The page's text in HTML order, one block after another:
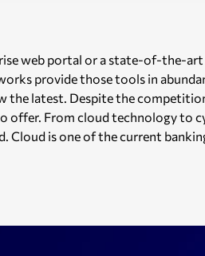
web portal or a state-of-the-
provide those tools in
latest. Despite the
offer. From cloud technology to
Cloud is one of the current